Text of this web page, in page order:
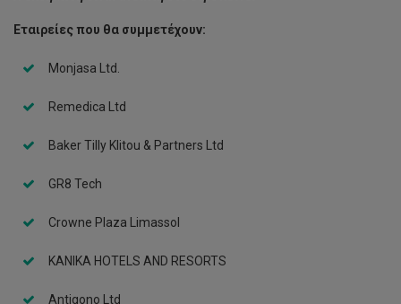
Εταιρείες που θα συμμετέχουν:
Monjasa Ltd.
Remedica Ltd
Baker Tilly Klitou & Partners Ltd
GR8 Tech
Crowne Plaza Limassol
KANIKA HOTELS AND RESORTS
Antigono Ltd